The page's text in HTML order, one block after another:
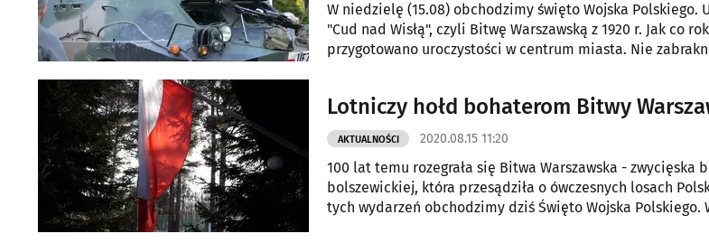
W niedzielę (15.08) obchodzimy święto Wojska
"Cud nad Wisłą", czyli Bitwę Warszawską z 1920 r. Jak co
przygotowano uroczystości w centrum miasta. Nie
Lotniczy hołd bohaterom Bitwy
AKTUALNOŚCI 2020.08.15 11:20
100 lat temu rozegrała się Bitwa Warszawska - zwycięska
bolszewickiej, która przesądziła o ówczesnych losach
tych wydarzeń obchodzimy dziś Święto Wojska Polskiego.